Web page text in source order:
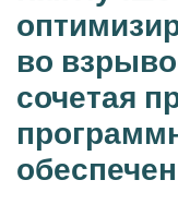
во
сочетая